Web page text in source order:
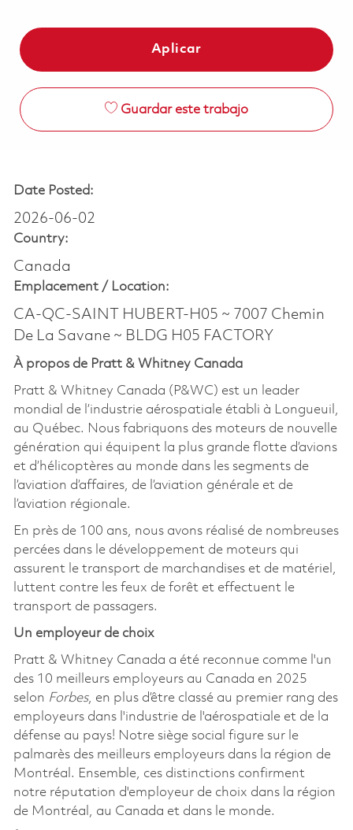
Aplicar
Guardar este trabajo
Date Posted:
2026-06-02
Country:
Canada
Emplacement / Location:
CA-QC-SAINT HUBERT-H05 ~ 7007 Chemin
De La Savane ~ BLDG H05 FACTORY
À propos de Pratt & Whitney Canada
Pratt & Whitney Canada (P&WC) est un leader
mondial de l’industrie aérospatiale établi à Longueuil,
au Québec. Nous fabriquons des moteurs de nouvelle
génération qui équipent la plus grande flotte d’avions
et d’hélicoptères au monde dans les segments de
l’aviation d’affaires, de l’aviation générale et de
l’aviation régionale.
En près de 100 ans, nous avons réalisé de nombreuses
percées dans le développement de moteurs qui
assurent le transport de marchandises et de matériel,
luttent contre les feux de forêt et effectuent le
transport de passagers.
Un employeur de choix
Pratt & Whitney Canada a été reconnue comme l'un
des 10 meilleurs employeurs au Canada en 2025
selon Forbes, en plus d’être classé au premier rang des
employeurs dans l'industrie de l'aérospatiale et de la
défense au pays! Notre siège social figure sur le
palmarès des meilleurs employeurs dans la région de
Montréal. Ensemble, ces distinctions confirment
notre réputation d'employeur de choix dans la région
de Montréal, au Canada et dans le monde.